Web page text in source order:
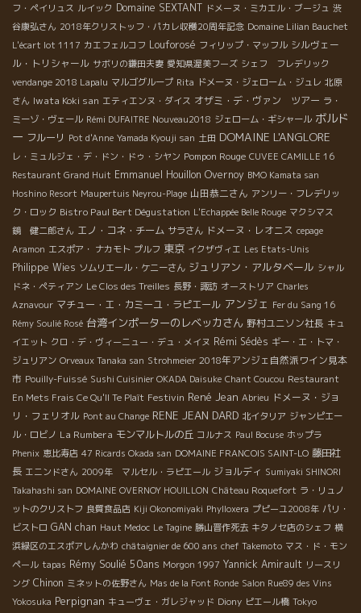
フ・ペイリュス ルイック Domaine SEXTANT ドメーヌ・ミカエル・ブージュ 渋
谷康弘さん 2018年クリストッフ・パカレ収穫20周年記念 Domaine Lilian Bauchet
L'écart lot 1117 カエフェルコフ Louforosé フィリップ・マッフル シルヴェー
ル・トリシャール サボリの鎌田夫妻 愛知県渥美フーズ シェフ フレデリック
vendange 2018 Lapalu マルゴグループ Rita ドメーヌ・ジェローム・ジュレ 北原
さん Iwata Koki san エティエンヌ・ダイス オザミ・デ・ヴァン ツアー ラ・
ミーゾ・ヴェール Rémi DUFAITRE Nouveau2018 ジェローム・ギシャール ボルド
ー フルーリ Pot d'Anne Yamada Kyouji san 土田 DOMAINE L'ANGLORE
レ・ミュルジェ・デ・ドン・ドゥ・シヤン Pompon Rouge CUVEE CAMILLE 16
Restaurant Grand Huit Emmanuel Houillon Overnoy BMO Kamata san
Hoshino Resort Maupertuis Neyrou-Plage 山田恭二さん アンリー・フレデリッ
ク・ロック Bistro Paul Bert Dégustation L'Echappée Belle Rouge マクシマス
鏡 健二郎さん エノ・コネ・チーム サラさん ドメーヌ・レオニス cepage
Aramon エスポア・ ナカモト プルフ 東京 イクザヴィエ Les Etats-Unis
Philippe Wies ソムリエール・ケニーさん ジュリアン・アルタベール シャル
ドネ・ペティアン Le Clos des Treilles 長野・諏訪 オーストリア Charles
Aznavour マチュー・エ・カミーユ・ラピエール アンジェ Fer du Sang 16
Rémy Soulié Rosé 台湾インポーターのレベッカさん 野村ユニソン社長 キュ
イエット クロ・デ・ヴィーニュー・デュ・メイヌ Rémi Sédès ギー・エ・トマ・
ジュリアン Orveaux Tanaka san Strohmeier 2018年アンジェ自然派ワイン見本
市 Pouilly-Fuissé Sushi Cuisinier OKADA Daisuke Chant Coucou Restaurant
En Mets Frais Ce Qu'Il Te Plaît Festivin René Jean Abrieu ドメーヌ・ジョ
リ・フェリオル Pont au Change RENE JEAN DARD 北イタリア ジャンピエー
ル・ロビノ La Rumbera モンマルトルの丘 コルナス Paul Bocuse ホップラ
Phenix 恵比寿店 47 Ricards Okada san DOMAINE FRANCOIS SAINT-LO 藤田社
長 エニンドさん 2009年 マルセル・ラピエール ジョルディ Sumiyaki SHINORI
Takahashi san DOMAINE OVERNOY HOUILLON Château Roquefort ラ・リュノ
ットのクリストフ 良質食品店 Kiji Okonomiyaki Phylloxera プピーユ2008年 パリ・
ビストロ GAN chan Haut Medoc Le Tagine 勝山晋作死去 キタノセ店のシェフ 横
浜緑区のエスポアしんかわ châtaignier de 600 ans chef Takemoto マス・ド・モン
ペール tapas Rémy Soulié 50ans Morgon 1997 Yannick Amirault リースリ
ング Chinon ミネットの佐野さん Mas de la Font Ronde Salon Rue89 des Vins
Yokosuka Perpignan キューヴェ・ガレジャッド Diony ピエール橋 Tokyo